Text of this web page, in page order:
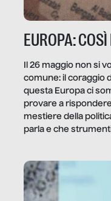
EUROPA:
Il 26 maggio non si
comune: il coraggio
questa Europa ci
provare a
mestiere della
parla e che